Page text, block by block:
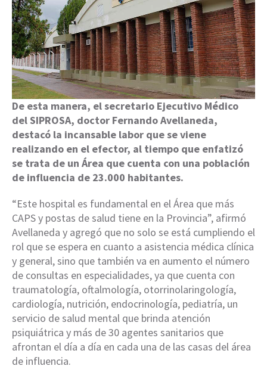
De esta manera, el secretario Ejecutivo Médico
del SIPROSA, doctor Fernando Avellaneda,
destacó la incansable labor que se viene
realizando en el efector, al tiempo que enfatizó
se trata de un Área que cuenta con una población
de influencia de 23.000 habitantes.
“Este hospital es fundamental en el Área que más
CAPS y postas de salud tiene en la Provincia”, afirmó
Avellaneda y agregó que no solo se está cumpliendo el
rol que se espera en cuanto a asistencia médica clínica
y general, sino que también va en aumento el número
de consultas en especialidades, ya que cuenta con
traumatología, oftalmología, otorrinolaringología,
cardiología, nutrición, endocrinología, pediatría, un
servicio de salud mental que brinda atención
psiquiátrica y más de 30 agentes sanitarios que
afrontan el día a día en cada una de las casas del área
de influencia.